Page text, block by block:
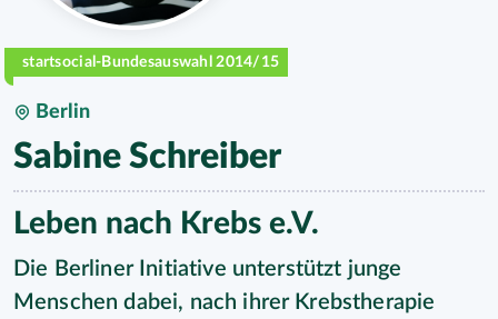
startsocial-Bundesauswahl 2014/15
Berlin
Sabine Schreiber
Leben nach Krebs e.V.
Die Berliner Initiative unterstützt junge
Menschen dabei, nach ihrer Krebstherapie